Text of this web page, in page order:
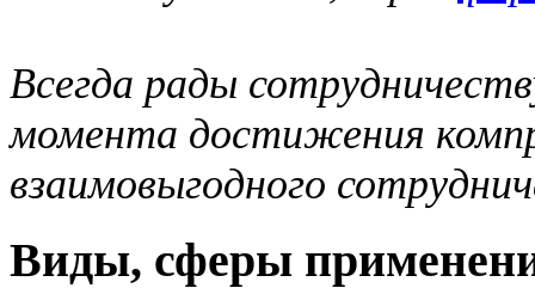
Всегда рады
момента достижения
взаимовыгодного
Виды, сферы